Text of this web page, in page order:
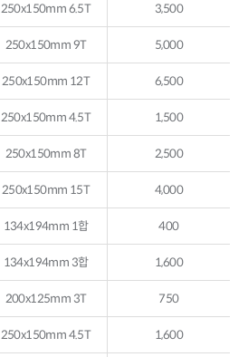
250x150mm 6.5T 3,500
250x150mm 9T 5,000
250x150mm 12T 6,500
250x150mm 4.5T 1,500
250x150mm 8T 2,500
250x150mm 15T 4,000
134x194mm 1합 400
134x194mm 3합 1,600
200x125mm 3T 750
250x150mm 4.5T 1,600